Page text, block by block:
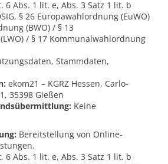
6 Abs. 1 lit. e, Abs. 3 Satz 1 lit. b
§ 26 Europawahlordnung (EuWO)
(BWO) / § 13
/ § 17 Kommunalwahlordnung
Stammdaten,
ekom21 – KGRZ Hessen, Carlo-
35398 Gießen
Keine
Bereitstellung von Online-
6 Abs. 1 lit. e, Abs. 3 Satz 1 lit. b